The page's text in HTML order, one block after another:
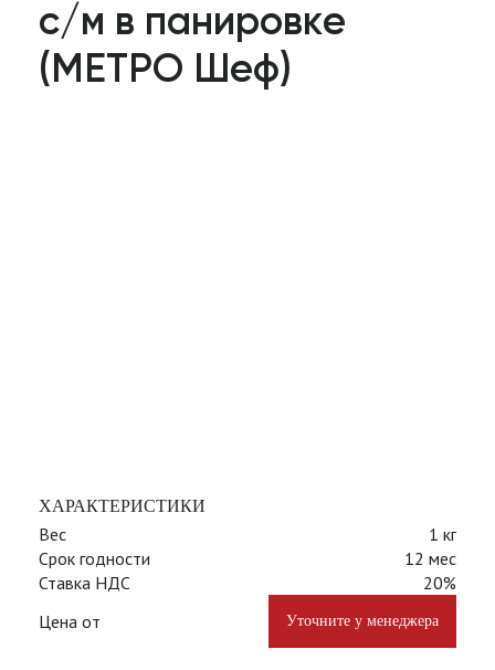
с/м в панировке
(МЕТРО Шеф)
ХАРАКТЕРИСТИКИ
Вес
1 кг
Срок годности
12 мес
Ставка НДС
20%
Цена от
Уточните у менеджера